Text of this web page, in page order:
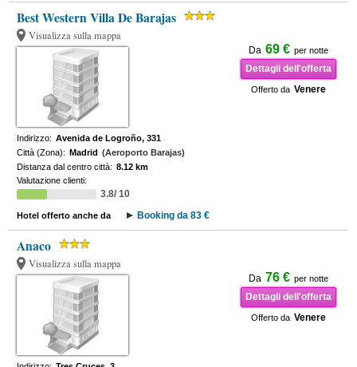
Best Western Villa De Barajas
Visualizza sulla mappa
Da 69 € per notte
Dettagli dell'offerta
Offerto da Venere
Indirizzo: Avenida de Logroño, 331
Città (Zona): Madrid (Aeroporto Barajas)
Distanza dal centro città: 8.12 km
Valutazione clienti:
3.8/ 10
Hotel offerto anche da Booking da 83 €
Anaco
Visualizza sulla mappa
Da 76 € per notte
Dettagli dell'offerta
Offerto da Venere